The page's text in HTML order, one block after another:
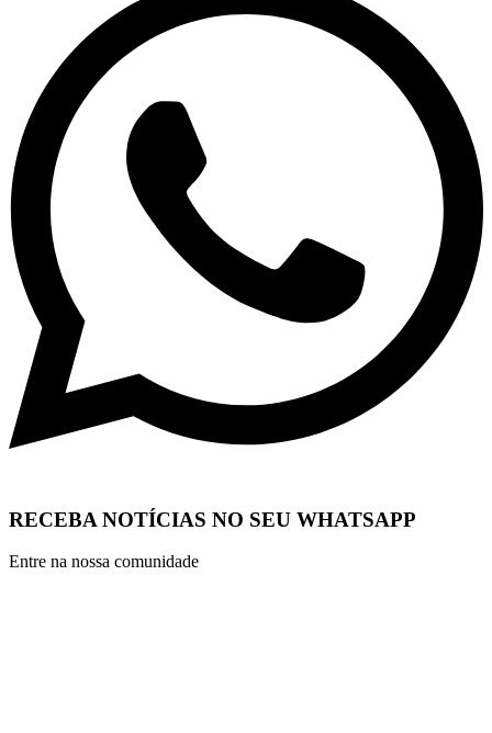
RECEBA NOTÍCIAS NO SEU WHATSAPP
Entre na nossa comunidade